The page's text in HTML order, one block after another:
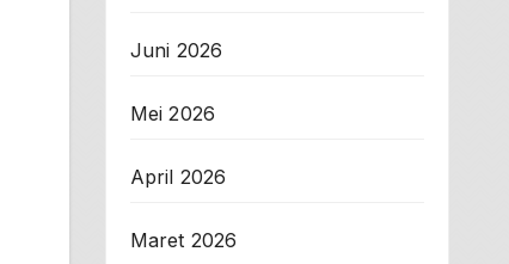
Juni 2026
Mei 2026
April 2026
Maret 2026